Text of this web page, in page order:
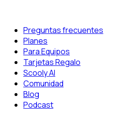
Preguntas frecuentes
Planes
Para Equipos
Tarjetas Regalo
Scooly AI
Comunidad
Blog
Podcast